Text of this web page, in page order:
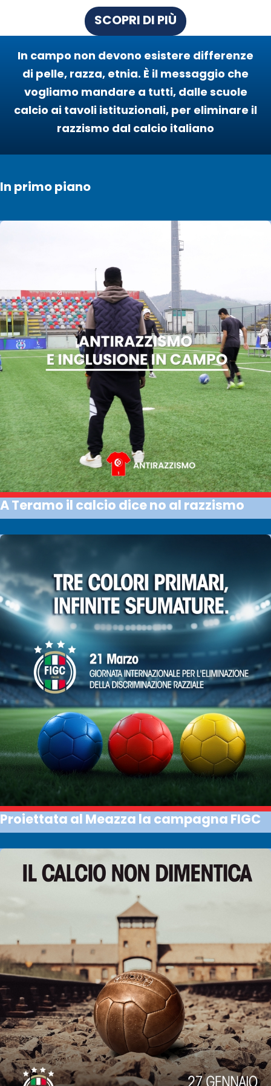
Cerca
Social
media
SCOPRI DI PIÙ
In campo non devono esistere differenze
di pelle, razza, etnia. È il messaggio che
vogliamo mandare a tutti, dalle scuole
calcio ai tavoli istituzionali, per eliminare il
razzismo dal calcio italiano
In primo piano
A Teramo il calcio dice no al razzismo
Proiettata al Meazza la campagna FIGC